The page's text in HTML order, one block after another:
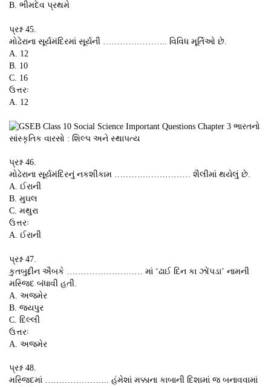
B. ભીમદેવ પ્રથમે
પ્રશ્ન 45.
મોઢેરાના સૂર્યમંદિરમાં સૂર્યની ………………….. વિવિધ મૂર્તિઓ છે.
A. 12
B. 10
C. 16
ઉત્તરઃ
A. 12
પ્રશ્ન 46.
મોઢેરાના સૂર્યમંદિરનું નકશીકામ ……………………… શૈલીમાં થયેલું છે.
A. ઈરાની
B. મુઘલ
C. મથુરા
ઉત્તરઃ
A. ઈરાની
પ્રશ્ન 47.
કુતબુદ્દીન ઐબકે ……………………… માં ‘ઢાઈ દિન કા ઝોંપડા’ નામની
મસ્જિદ બંધાવી હતી.
A. અજમેર
B. જયપુર
C. દિલ્લી
ઉત્તરઃ
A. અજમેર
પ્રશ્ન 48.
મસ્જિદમાં ………………….. હંમેશાં મક્કાના કાબાની દિશામાં જ બનાવવામાં